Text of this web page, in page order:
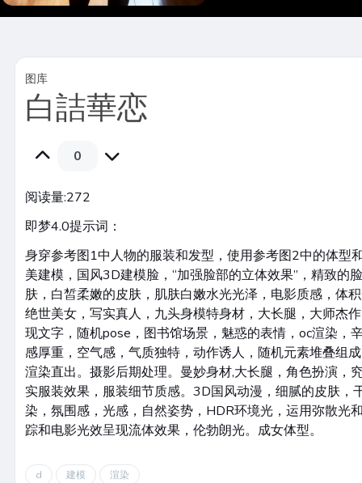
图库
白詰華恋
0
阅读量:272
即梦4.0提示词：
身穿参考图1中人物的服装和发型，使用参考图2中的体型
美建模，国风3D建模脸，“加强脸部的立体效果”，精致的
肤，白皙柔嫩的皮肤，肌肤白嫩水光光泽，电影质感，体
绝世美女，写实真人，九头身模特身材，大长腿，大师杰
现文字，随机pose，图书馆场景，魅惑的表情，oc渲染，
感厚重，空气感，气质独特，动作诱人，随机元素堆叠组
渲染直出。摄影后期处理。曼妙身材,大长腿，角色扮演，
实服装效果，服装细节质感。3D国风动漫，细腻的皮肤，
染，氛围感，光感，自然姿势，HDR环境光，运用弥散光
踪和电影光效呈现流体效果，伦勃朗光。成女体型。
d 建模 渲染